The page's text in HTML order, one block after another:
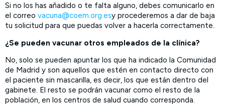
Si no los has añadido o te falta alguno, debes comunicarlo en
el correo vacuna@coem.org.esy procederemos a dar de baja
tu solicitud para que puedas volver a hacerla correctamente.
¿Se pueden vacunar otros empleados de la clínica?
No, solo se pueden apuntar los que ha indicado la Comunidad
de Madrid y son aquellos que estén en contacto directo con
el paciente sin mascarilla, es decir, los que están dentro del
gabinete. El resto se podrán vacunar como el resto de la
población, en los centros de salud cuando corresponda.